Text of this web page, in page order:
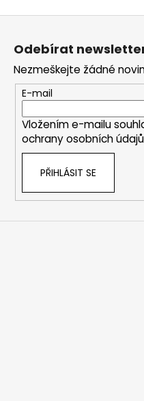
Z
Odebírat
Nezmeškejte žádné
E-mail
Vložením e-mailu
ochrany osobních údajů
PŘIHLÁSIT SE